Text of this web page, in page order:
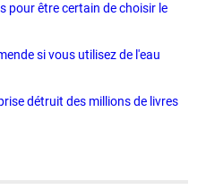
pour être certain de choisir le
si vous utilisez de l'eau
détruit des millions de livres